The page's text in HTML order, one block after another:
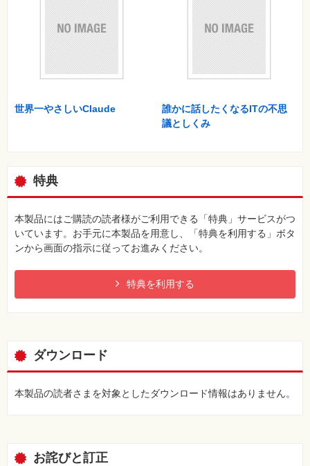
世界一やさしいClaude
誰かに話したくなるITの不思
議としくみ
特典
本製品にはご購読の読者様がご利用できる「特典」サービスがつ
いています。お手元に本製品を用意し、「特典を利用する」ボタ
ンから画面の指示に従ってお進みください。
特典を利用する
ダウンロード
本製品の読者さまを対象としたダウンロード情報はありません。
お詫びと訂正